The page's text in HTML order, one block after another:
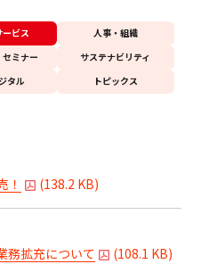
ビス
人事・組織
ミナー
サステナビリティ
タル
トピックス
！ (138.2 KB)
務拡充について (108.1 KB)